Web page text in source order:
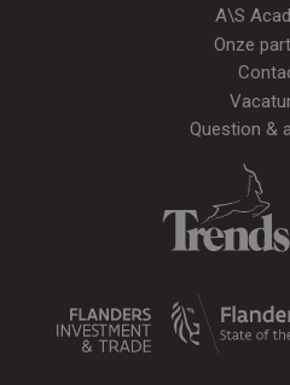
A\S
Onze
Question &